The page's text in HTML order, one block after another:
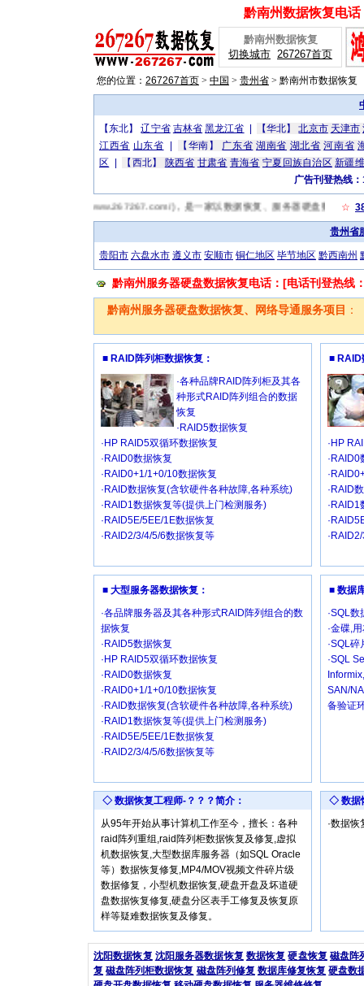
黔南州数据恢复电
黔南州数据恢复
切换城市 267267首页
您的位置： 267267首页 > 中国 > 贵州省 > 黔南州市数据恢复
【东北】辽宁省 吉林省 黑龙江省 【华北】北京市 天津市
江西省 山东省 【华南】 广东省 湖南省 湖北省 河南省
区
【西北】 陕西省 甘肃省 青海省 宁夏回族自治区 新疆
广告刊登热线
数据恢复网(http://www.267267.com/)，是一家以数据恢复、服务器硬盘数据恢☆
贵州省
贵阳市 六盘水市 遵义市 安顺市 铜仁地区 毕节地区 黔西南州
黔南州服务器硬盘数据恢复电话：[电话刊登热线
黔南州服务器硬盘数据恢复、网络导通服务项目 ：
■ RAID阵列柜数据恢复：
·各种品牌RAID阵列柜及其各
种形式RAID阵列组合的数据
恢复
·RAID5数据恢复
·HP RAID5双循环数据恢复
·RAID0数据恢复
·RAID0+1/1+0/10数据恢复
·RAID数据恢复(含软硬件各种故障,各种系统)
·RAID1数据恢复等(提供上门检测服务)
·RAID5E/5EE/1E数据恢复
·RAID2/3/4/5/6数据恢复等
■ RAID
·HP
·RAID0
·RAID
■ 大型服务器数据恢复：
·各品牌服务器及其各种形式RAID阵列组合的数
据恢复
·RAID5数据恢复
·HP RAID5双循环数据恢复
·RAID0数据恢复
·RAID0+1/1+0/10数据恢复
·RAID数据恢复(含软硬件各种故障,各种系统)
·RAID1数据恢复等(提供上门检测服务)
·RAID5E/5EE/1E数据恢复
·RAID2/3/4/5/6数据恢复等
■ 数据
·SQL
·金碟,
·SQL
·SQL
SAN/
备验证
◇ 数据恢复工程师-？？？简介：
从95年开始从事计算机工作至今，擅长：各种
raid阵列重组,raid阵列柜数据恢复及修复,虚拟
机数据恢复,大型数据库服务器（如SQL Oracle
等）数据恢复修复,MP4/MOV视频文件碎片级
数据修复，小型机数据恢复,硬盘开盘及坏道硬
盘数据恢复修复,硬盘分区表手工修复及恢复原
样等疑难数据恢复及修复。
◇ 数据
·数据
沈阳数据恢复 沈阳服务器数据恢复 数据恢复 硬盘恢复 磁盘阵
复 磁盘阵列柜数据恢复 磁盘阵列修复 数据库修复恢复 硬盘数